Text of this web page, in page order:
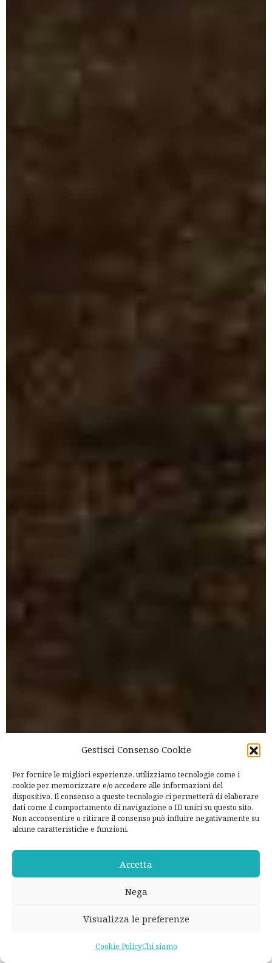
Gestisci Consenso Cookie
Per fornire le migliori esperienze, utilizziamo tecnologie come i
cookie per memorizzare e/o accedere alle informazioni del
dispositivo. Il consenso a queste tecnologie ci permetterà di elaborare
dati come il comportamento di navigazione o ID unici su questo sito.
Non acconsentire o ritirare il consenso può influire negativamente su
alcune caratteristiche e funzioni.
Accetta
Nega
Visualizza le preferenze
Cookie PolicyChi siamo